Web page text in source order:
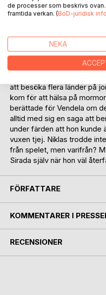
När sjuåriga Vendela
utanför spelet en liten
världen. Sirada mindes inte
kom. Hon blev vän med
spelets skapare Niklas.
hur en programmerad
att besöka flera länder på
kom för att hälsa på
berättade för Vendela om
alltid med sig en saga att
under färden att hon kunde
vuxen tjej. Niklas trodde
från spelet, men varifrån?
Sirada själv när hon väl
FÖRFATTARE
KOMMENTARER I
RECENSIONER
de processer som beskrivs
framtida verkan. (BoD-juridisk
NEKA